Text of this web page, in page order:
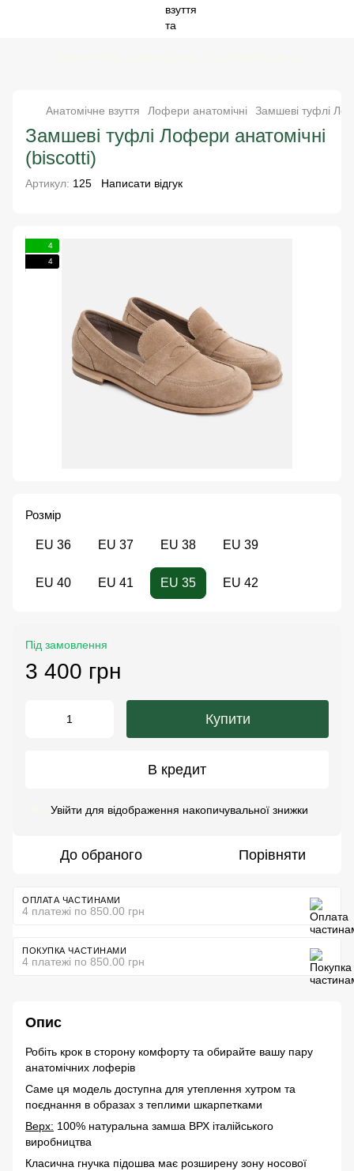
Анатомічне взуття Лофери анатомічні Замшеві туфлі
Замшеві туфлі Лофери анатомічні
(biscotti)
Артикул: 125 Написати відгук
4
4
Розмір
EU 36 EU 37 EU 38 EU 39
EU 40 EU 41 EU 35 EU 42
Під замовлення
3 400 грн
Купити
В кредит
Увійти для відображення накопичувальної знижки
До обраного Порівняти
ОПЛАТА ЧАСТИНАМИ
4 платежі по 850.00 грн
ПОКУПКА ЧАСТИНАМИ
4 платежі по 850.00 грн
Опис
Робіть крок в сторону комфорту та обирайте вашу пару
анатомічних лоферів
Саме ця модель доступна для утеплення хутром та
поєднання в образах з теплими шкарпетками
Верх: 100% натуральна замша ВРХ італійського
виробництва
Класична гнучка підошва має розширену зону носової